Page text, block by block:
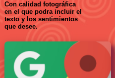
Con calidad fotográfica
en el que podra incluir el
texto y los sentimientos
que desee.